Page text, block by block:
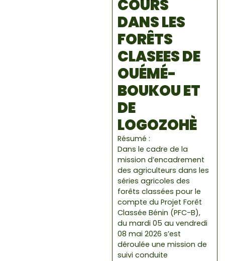
COURS
DANS LES
FORÊTS
CLASEES DE
OUÉMÉ-
BOUKOU ET
DE
LOGOZOHÈ
Résumé :
Dans le cadre de la
mission d’encadrement
des agriculteurs dans les
séries agricoles des
forêts classées pour le
compte du Projet Forêt
Classée Bénin (PFC-B),
du mardi 05 au vendredi
08 mai 2026 s’est
déroulée une mission de
suivi conduite